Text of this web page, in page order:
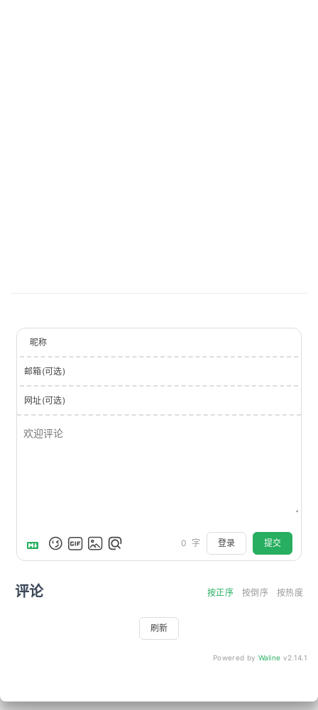
昵称
邮箱(可选)
网址(可选)
0 字 登录 提交
评论 按正序 按倒序 按热度
刷新
Powered by Waline v2.14.1